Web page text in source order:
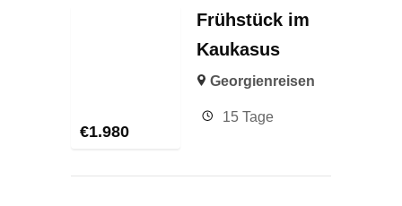
€1.980
Frühstück im
Kaukasus
Georgienreisen
15 Tage